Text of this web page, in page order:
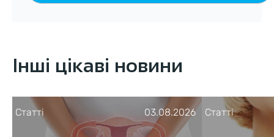
Інші цікаві новини
Статті 03.08.2026 Статті